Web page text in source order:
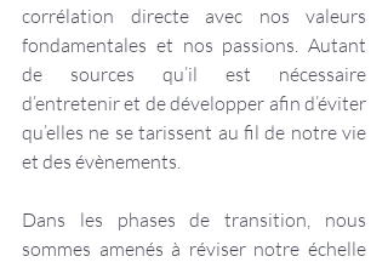
corrélation directe avec nos valeurs
fondamentales et nos passions. Autant
de sources qu’il est nécessaire
d’entretenir et de développer afin d’éviter
qu’elles ne se tarissent au fil de notre vie
et des évènements.
Dans les phases de transition, nous
sommes amenés à réviser notre échelle